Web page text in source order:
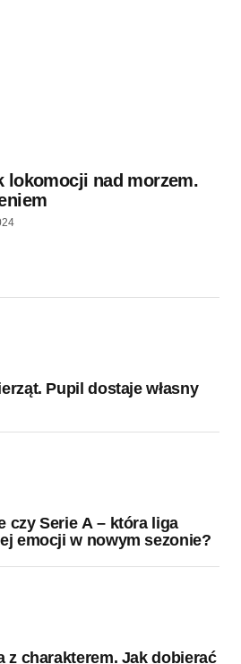
lokomocji nad morzem.
Pupil dostaje własny
czy Serie A – która liga
emocji w nowym sezonie?
z charakterem. Jak dobierać